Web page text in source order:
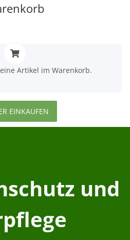
Artikel im Warenkorb.
EINKAUFEN
und